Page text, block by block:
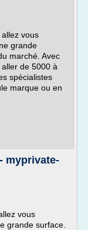
vous
grande
marché. Avec
de 5000 à
spécialistes
marque ou en
myprivate-
vous
grande surface.